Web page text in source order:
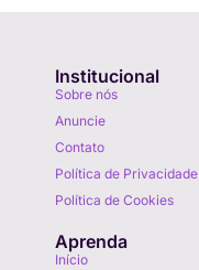
Institucional
Sobre nós
Anuncie
Contato
Política de Privacidade
Política de Cookies
Aprenda
Início